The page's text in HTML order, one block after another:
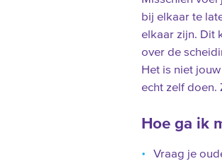
bij elkaar te
elkaar zijn. Dit
over de
Het is niet
echt zelf doen.
Hoe ga ik
Vraag je